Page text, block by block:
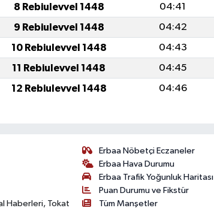
8 Rebiulevvel 1448 04:41
9 Rebiulevvel 1448 04:42
10 Rebiulevvel 1448 04:43
11 Rebiulevvel 1448 04:45
12 Rebiulevvel 1448 04:46
Haberleri, Tokat
Erbaa Nöbetçi Eczaneler
Erbaa Hava Durumu
Erbaa Trafik Yoğunluk Haritası
Puan Durumu ve Fikstür
Tüm Manşetler